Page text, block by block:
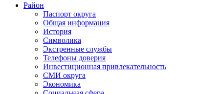
Район
Паспорт округа
Общая информация
История
Символика
Экстренные службы
Телефоны доверия
Инвестиционная привлекательность
СМИ округа
Экономика